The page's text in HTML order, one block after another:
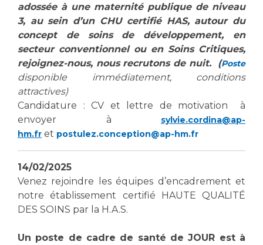
adossée à une maternité publique de niveau
3, au sein d’un CHU certifié HAS, autour du
concept de soins de développement, en
secteur conventionnel ou en Soins Critiques,
rejoignez-nous, nous recrutons de nuit. (Poste
disponible immédiatement, conditions
attractives)
Candidature : CV et lettre de motivation à
envoyer à sylvie.cordina@ap-
hm.fr et postulez.conception@ap-hm.fr
14/02/2025
Venez rejoindre les équipes d’encadrement et
notre établissement certifié HAUTE QUALITÉ
DES SOINS par la H.A.S.
Un poste de cadre de santé de JOUR est à